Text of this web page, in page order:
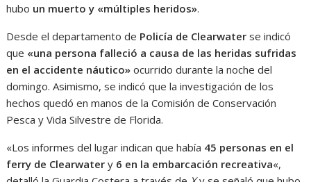
hubo un muerto y «múltiples heridos».
Desde el departamento de Policía de Clearwater se indicó
que «una persona falleció a causa de las heridas sufridas
en el accidente náutico» ocurrido durante la noche del
domingo. Asimismo, se indicó que la investigación de los
hechos quedó en manos de la Comisión de Conservación
Pesca y Vida Silvestre de Florida.
«Los informes del lugar indican que había 45 personas en el
ferry de Clearwater y 6 en la embarcación recreativa«,